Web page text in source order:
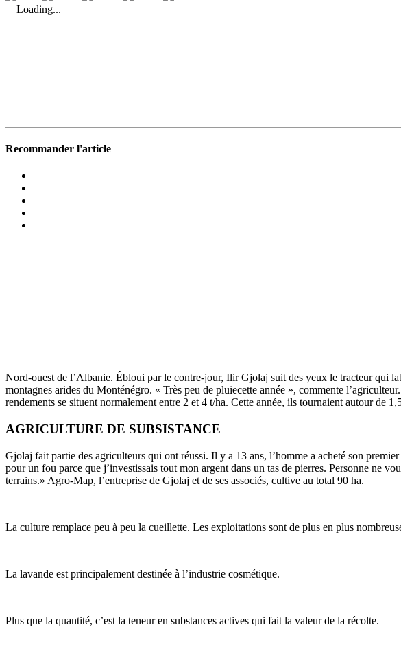
Loading...
Recommander l'article
Nord-ouest de l’Albanie. Ébloui par le contre-jour, Ilir Gjolaj suit des yeux le trac­teur qui
montagnes arides du Monté­négro. « ­Très peu de pluie­cette année », commente
rende­ments se situent norma­le­ment entre 2 et 4­ t/ha. Cette année, ils tour­naient autour de
AGRICULTURE DE SUBSISTANCE
Gjolaj fait partie des agri­cul­teurs qui ont réussi. Il y a 13­ ans, l’homme a acheté son
pour un fou parce que j’investissais tout mon argent dans un tas de pierres. Personne ne
terrains.­» Agro-Map, l’entreprise de Gjolaj et de ses asso­ciés, cultive au total 90 ­ha.
La culture remplace peu à peu la cueillette. Les exploi­ta­tions sont de plus en plus
La lavande est prin­ci­pa­le­ment destinée à l’industrie cosmé­tique.
Plus que la quan­tité, c’est la teneur en substances actives qui fait la valeur de la récolte.